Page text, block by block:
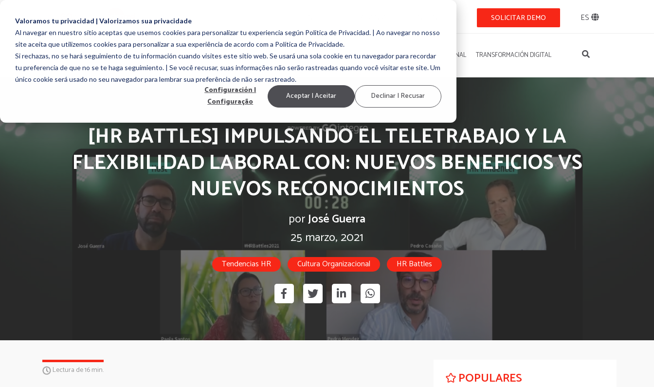
Valoramos tu privacidad | Valorizamos sua privacidade
Al navegar en nuestro sitio aceptas que usemos cookies para personalizar tu experiencia según Politica de Privacidad. | Ao navegar no nosso
site aceita que utilizemos cookies para personalizar a sua experiência de acordo com a Política de Privacidade.
Si rechazas, no se hará seguimiento de tu información cuando visites este sitio web. Se usará una sola cookie en tu navegador para recordar
tu preferencia de que no se te haga seguimiento. | Se você recusar, suas informações não serão rastreadas quando você visitar este site. Um
único cookie será usado no seu navegador para lembrar sua preferência de não ser rastreado.
Configuración |
Configuração
Aceptar | Aceitar Declinar | Recusar
SOLICITAR DEMO ES
EMPLOYEE ENGAGEMENT EMPLOYEE EXPERIENCE MARCA EMPLEADORA CULTURA ORGANIZACIONAL TRANSFORMACIÓN DIGITAL
[HR BATTLES] IMPULSANDO EL TELETRABAJO Y LA
FLEXIBILIDAD LABORAL CON: NUEVOS BENEFICIOS VS
NUEVOS RECONOCIMIENTOS
porJosé Guerra
25 marzo, 2021
Tendencias HR Cultura Organizacional HR Battles
Lectura de 16 min. POPULARES